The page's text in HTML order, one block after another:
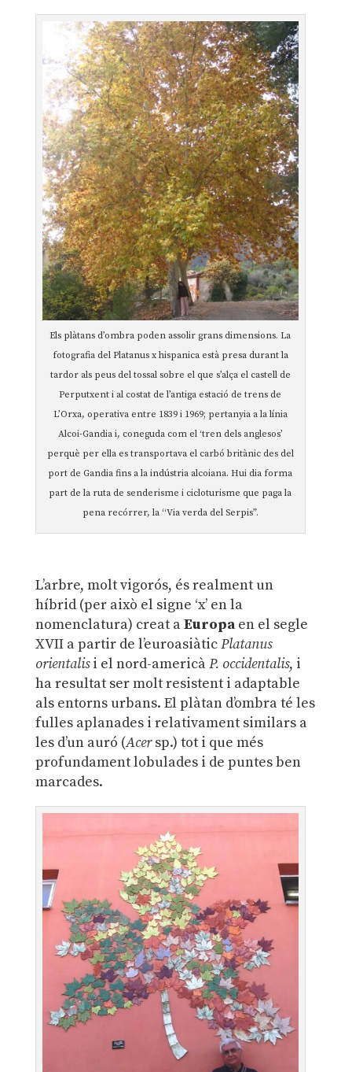
Els plàtans d’ombra poden assolir grans dimensions. La
fotografia del Platanus x hispanica està presa durant la
tardor als peus del tossal sobre el que s’alça el castell de
Perputxent i al costat de l’antiga estació de trens de
L’Orxa, operativa entre 1839 i 1969; pertanyia a la línia
Alcoi-Gandia i, coneguda com el ‘tren dels anglesos’
perquè per ella es transportava el carbó britànic des del
port de Gandia fins a la indústria alcoiana. Hui dia forma
part de la ruta de senderisme i cicloturisme que paga la
pena recórrer, la “Via verda del Serpis”.
L’arbre, molt vigorós, és realment un
híbrid (per això el signe ‘x’ en la
nomenclatura) creat aEuropaen el segle
XVII a partir de l’euroasiàticPlatanus
orientalisi el nord-americàP. occidentalis, i
ha resultat ser molt resistent i adaptable
als entorns urbans. El plàtan d’ombra té les
fulles aplanades i relativament similars a
les d’un auró (Acersp.) tot i que més
profundament lobulades i de puntes ben
marcades.